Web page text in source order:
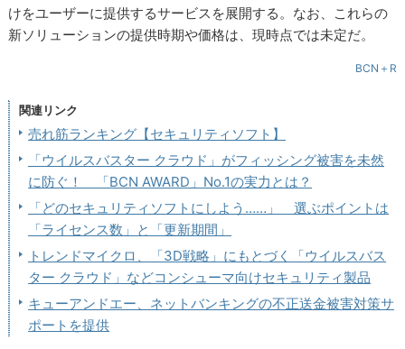
けをユーザーに提供するサービスを展開する。なお、これらの
新ソリューションの提供時期や価格は、現時点では未定だ。
BCN＋R
関連リンク
売れ筋ランキング【セキュリティソフト】
「ウイルスバスター クラウド」がフィッシング被害を未然
に防ぐ！ 「BCN AWARD」No.1の実力とは？
「どのセキュリティソフトにしよう……」 選ぶポイントは
「ライセンス数」と「更新期間」
トレンドマイクロ、「3D戦略」にもとづく「ウイルスバス
ター クラウド」などコンシューマ向けセキュリティ製品
キューアンドエー、ネットバンキングの不正送金被害対策サ
ポートを提供